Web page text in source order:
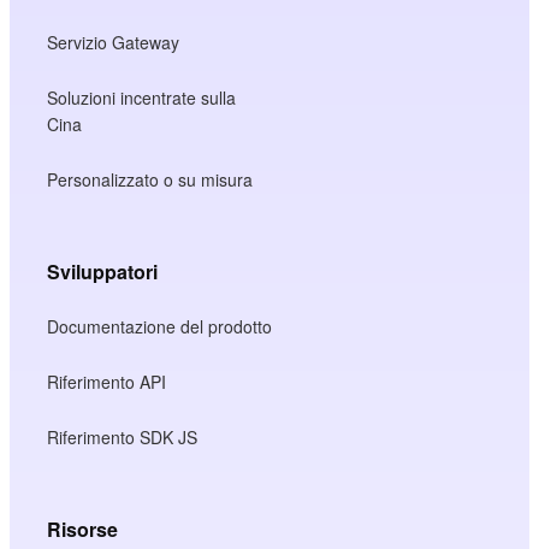
Servizio Gateway
Soluzioni incentrate sulla
Cina
Personalizzato o su misura
Sviluppatori
Documentazione del prodotto
Riferimento API
Riferimento SDK JS
Risorse